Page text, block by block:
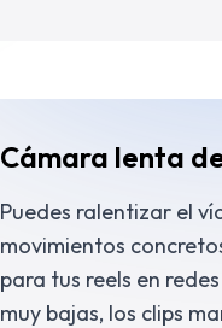
Cámara lenta
Puedes ralentizar el
movimientos
para tus reels en
muy bajas, los clips